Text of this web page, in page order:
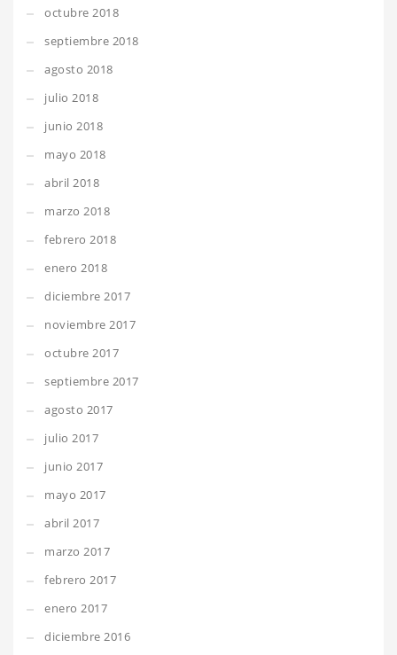
octubre 2018
septiembre 2018
agosto 2018
julio 2018
junio 2018
mayo 2018
abril 2018
marzo 2018
febrero 2018
enero 2018
diciembre 2017
noviembre 2017
octubre 2017
septiembre 2017
agosto 2017
julio 2017
junio 2017
mayo 2017
abril 2017
marzo 2017
febrero 2017
enero 2017
diciembre 2016